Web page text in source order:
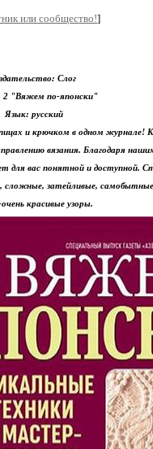
или сообщество!]
Слог
2 "Вяжем по-японски"
Язык: русский
и крючком в одном журнале!
вязания. Благодаря
для вас понятной и доступной.
сложные, затейливые,
красивые узоры.